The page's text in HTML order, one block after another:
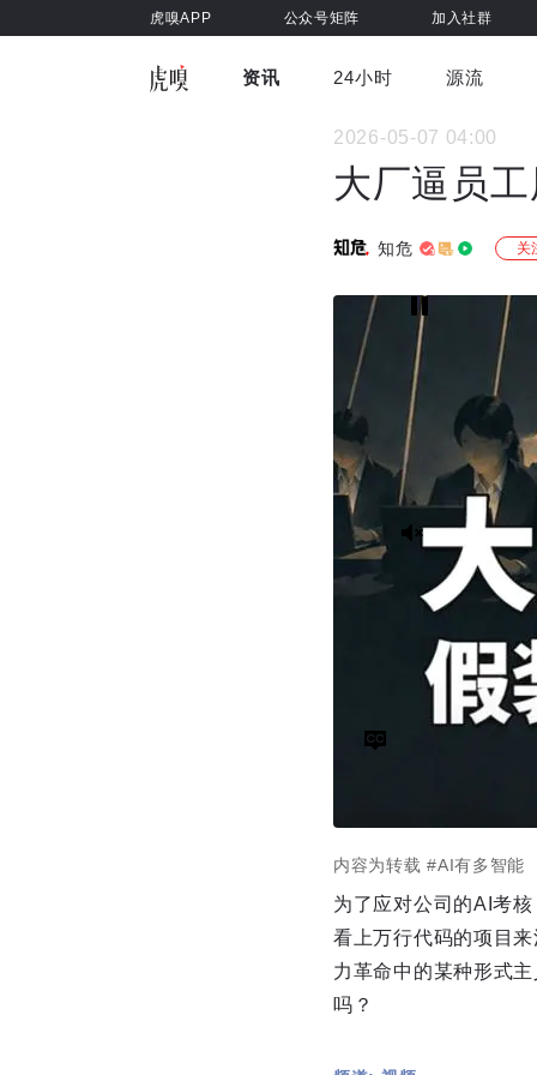
虎嗅APP 公众号矩阵 加入社群
资讯
车与出行
健康
24小时 源流
虎嗅视
2026-05-07 04:00
大厂逼员
知危 关
内容为转载 #AI有多智能
为了应对公司的AI考
看上万行代码的项目
力革命中的某种形式
吗？